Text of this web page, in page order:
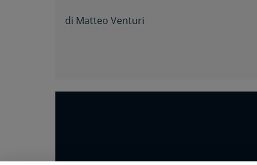
nasce Elephas Sport Cesena
di Matteo Venturi